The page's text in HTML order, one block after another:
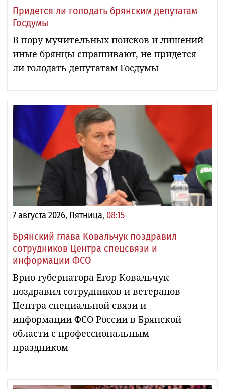
Придется ли голодать брянским депутатам
Госдумы
В пору мучительных поисков и лишений
иные брянцы спрашивают, не придется
ли голодать депутатам Госдумы
7 августа 2026, Пятница, 08:15
Брянский глава Ковальчук поздравил
сотрудников Центра спецсвязи и
информации ФСО
Врио губернатора Егор Ковальчук
поздравил сотрудников и ветеранов
Центра специальной связи и
информации ФСО России в Брянской
области с профессиональным
праздником